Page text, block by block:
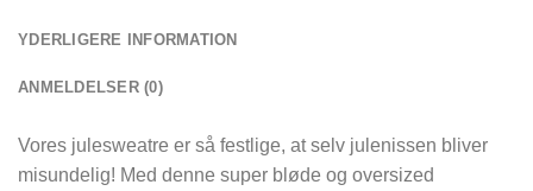
YDERLIGERE INFORMATION
ANMELDELSER (0)
Vores julesweatre er så festlige, at selv julenissen bliver
misundelig! Med denne super bløde og oversized